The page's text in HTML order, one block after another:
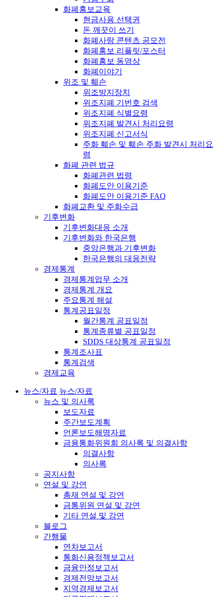
화폐홍보교육
현금사용 선택권
돈 깨끗이 쓰기
화폐사랑 콘텐츠 공모전
화폐홍보 리플릿/포스터
화폐홍보 동영상
화폐이야기
위조 및 훼손
위조방지장치
위조지폐 기번호 검색
위조지폐 식별요령
위조지폐 발견시 처리요령
위조지폐 신고서식
주화 훼손 및 훼손 주화 발견시 처리요
령
화폐 관련 법규
화폐관련 법령
화폐도안 이용기준
화폐도안 이용기준 FAQ
화폐교환 및 주화수급
기후변화
기후변화대응 소개
기후변화와 한국은행
중앙은행과 기후변화
한국은행의 대응전략
경제통계
경제통계업무 소개
경제통계 개요
주요통계 해설
통계공표일정
월간통계 공표일정
통계종류별 공표일정
SDDS 대상통계 공표일정
통계조사표
통계검색
경제교육
뉴스/자료 뉴스/자료
뉴스 및 의사록
보도자료
주간보도계획
언론보도해명자료
금융통화위원회 의사록 및 의결사항
의결사항
의사록
공지사항
연설 및 강연
총재 연설 및 강연
금통위원 연설 및 강연
기타 연설 및 강연
블로그
간행물
연차보고서
통화신용정책보고서
금융안정보고서
경제전망보고서
지역경제보고서